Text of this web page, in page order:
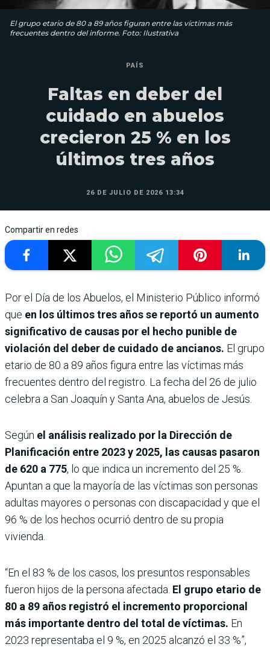
El grupo etario de 80 a 89 años figuran entre las víctimas más
frecuentes dentro del informe. Foto: Ilustrativa
PAÍS
Faltas en deber del
cuidado en abuelos
crecieron 25 % en los
últimos tres años
26 DE JULIO DE 2026 13:34
Compartir en redes
Por el Día de los Abuelos, el Ministerio Público informó
que en los últimos tres años se reportó un aumento
significativo de causas por el hecho punible de
violación del deber de cuidado de ancianos. El grupo
etario de 80 a 89 años figura entre las víctimas más
frecuentes dentro del registro. La fecha del 26 de julio
celebra a San Joaquín y Santa Ana, abuelos de Jesús.
Según el análisis realizado por la Dirección de
Planificación entre 2023 y 2025, las causas pasaron
de 620 a 775, lo que indica un incremento del 25 %.
Apuntan a que la mayoría de las víctimas son personas
adultas mayores o personas con discapacidad y que el
96 % de los hechos ocurrió dentro de su propia
vivienda.
“En el 83 % de los casos, los presuntos responsables
fueron hijos de la persona afectada. El grupo etario de
80 a 89 años registró el incremento proporcional
más importante dentro del total de víctimas. En
2023 representaba el 9 %, en 2025 alcanzó el 33 %”,